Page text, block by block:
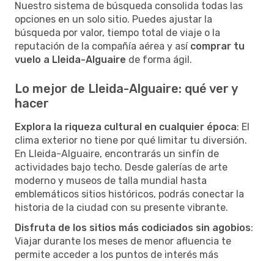
Nuestro sistema de búsqueda consolida todas las
opciones en un solo sitio. Puedes ajustar la
búsqueda por valor, tiempo total de viaje o la
reputación de la compañía aérea y así comprar tu
vuelo a Lleida-Alguaire de forma ágil.
Lo mejor de Lleida-Alguaire: qué ver y
hacer
Explora la riqueza cultural en cualquier época: El
clima exterior no tiene por qué limitar tu diversión.
En Lleida-Alguaire, encontrarás un sinfín de
actividades bajo techo. Desde galerías de arte
moderno y museos de talla mundial hasta
emblemáticos sitios históricos, podrás conectar la
historia de la ciudad con su presente vibrante.
Disfruta de los sitios más codiciados sin agobios:
Viajar durante los meses de menor afluencia te
permite acceder a los puntos de interés más